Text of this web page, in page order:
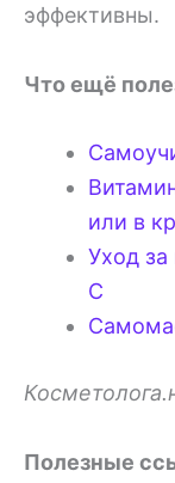
эффективны.
Что ещё
или в
Уход
С
Полезные